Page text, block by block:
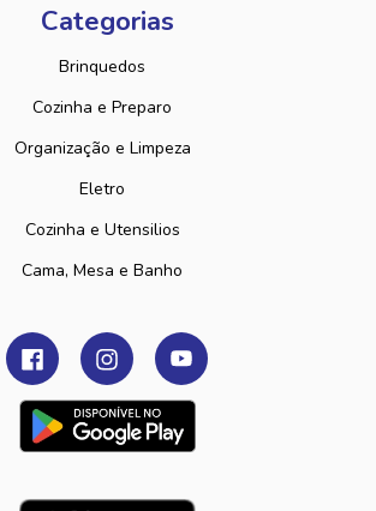
Categorias
Brinquedos
Cozinha e Preparo
Organização e Limpeza
Eletro
Cozinha e Utensilios
Cama, Mesa e Banho